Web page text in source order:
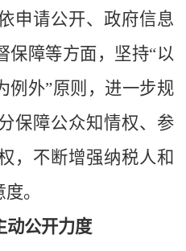
申请公开、政府信息
保障等方面，坚持“以
例外”原则，进一步规
保障公众知情权、参
，不断增强纳税人和
。
动公开力度